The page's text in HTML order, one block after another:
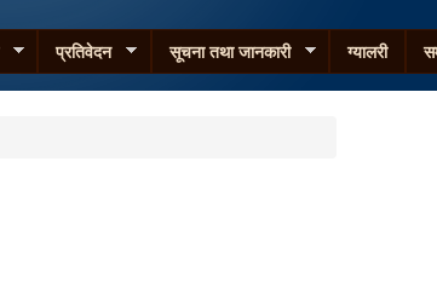
प्रतिवेदन सूचना तथा जानकारी ग्यालरी